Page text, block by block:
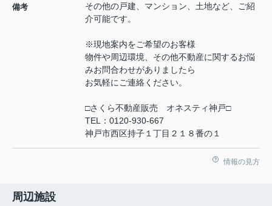
備考
その他の戸建、マンション、土地など、ご紹
介可能です。
※現地案内をご希望のお客様
物件や周辺環境、その他不動産に関するお悩
みお問合わせがありましたら
お気軽にご連絡ください。
□さくら不動産販売 オネスティ神戸□
TEL：0120-930-667
神戸市西区持子１丁目２１８番の１
情報の見方
周辺施設